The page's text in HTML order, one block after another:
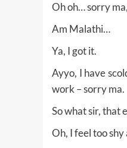
Oh oh… sorry
Am Malathi…
Ya, I got it.
Ayyo, I have
work – sorry ma.
So what sir, that
Oh, I feel too